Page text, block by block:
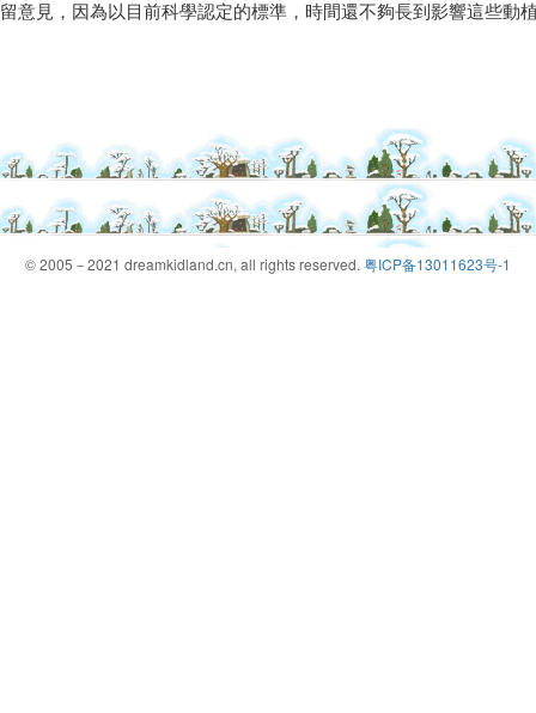
留意見，因為以目前科學認定的標準，時間還不夠長到影響這些
© 2005－2021 dreamkidland.cn, all rights reserved. 粤ICP备13011623号-1